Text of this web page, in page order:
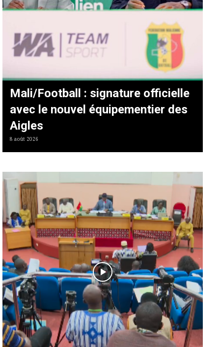
Mali/Football : signature officielle
avec le nouvel équipementier des
Aigles
8 août 2026